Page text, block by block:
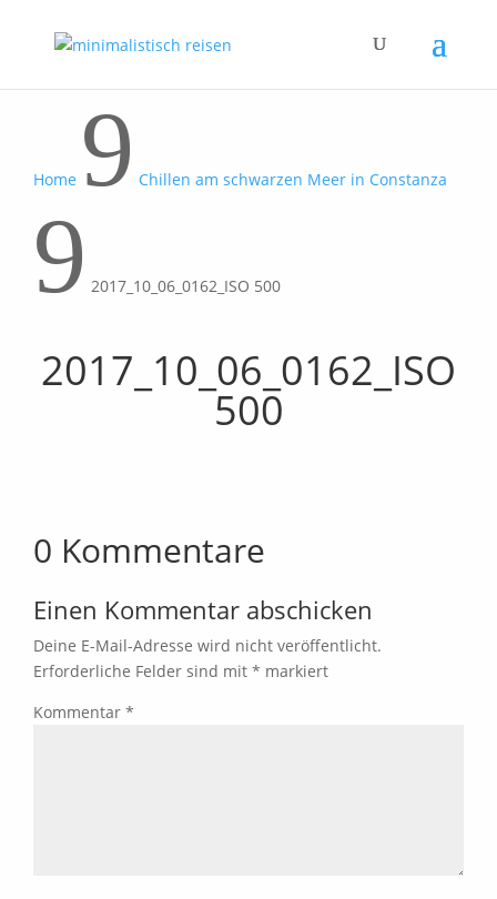
Home 9 Chillen am schwarzen Meer in Constanza
9 2017_10_06_0162_ISO 500
2017_10_06_0162_ISO
500
0 Kommentare
Einen Kommentar abschicken
Deine E-Mail-Adresse wird nicht veröffentlicht.
Erforderliche Felder sind mit * markiert
Kommentar *